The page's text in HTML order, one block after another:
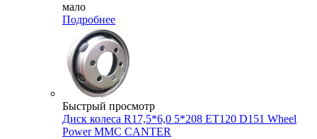
мало
Подробнее
Быстрый просмотр
Диск колеса R17,5*6,0 5*208 ET120 D151 Wheel
Power MMC CANTER